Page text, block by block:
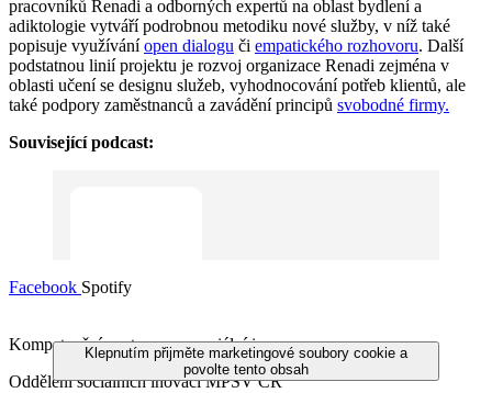
pracovníků Renadi a odborných expertů na oblast bydlení a
adiktologie vytváří podrobnou metodiku nové služby, v níž také
popisuje využíváníopen dialogu či empatického rozhovoru. Další
podstatnou linií projektu je rozvoj organizace Renadi zejména v
oblasti učení se designu služeb, vyhodnocování potřeb klientů, ale
také podpory zaměstnanců a zavádění principů svobodné firmy.
Související podcast:
Klepnutím přijměte marketingové soubory cookie a
povolte tento obsah
Facebook Spotify
Kompetenční centrum pro sociální inovace
Oddělení sociálních inovací MPSV ČR